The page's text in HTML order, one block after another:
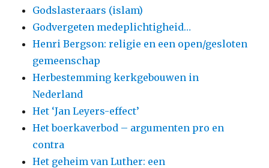
Godslasteraars (islam)
Godvergeten medeplichtigheid…
Henri Bergson: religie en een open/gesloten
gemeenschap
Herbestemming kerkgebouwen in
Nederland
Het ‘Jan Leyers-effect’
Het boerkaverbod – argumenten pro en
contra
Het geheim van Luther: een